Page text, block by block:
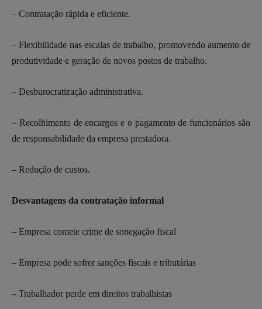
– Contratação rápida e eficiente.
– Flexibilidade nas escalas de trabalho, promovendo aumento de
produtividade e geração de novos postos de trabalho.
– Desburocratização administrativa.
– Recolhimento de encargos e o pagamento de funcionários são
de responsabilidade da empresa prestadora.
– Redução de custos.
Desvantagens da contratação informal
– Empresa comete crime de sonegação fiscal
– Empresa pode sofrer sanções fiscais e tributárias
– Trabalhador perde em direitos trabalhistas